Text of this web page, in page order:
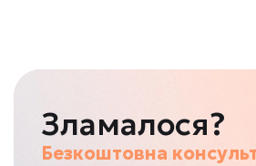
Зламалося?
Безкоштовна